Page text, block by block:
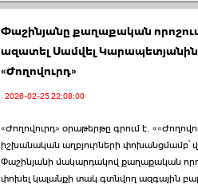
Փաշինյանը քաղաքական
ազատել Սամվել
«Ժողովուրդ»
2026-02-25 22:08:00
«Ժողովուրդ» օրաթերթը գրում է.
իշխանական աղբյուրների փոխանցմամբ՝
Փաշինյանի մակարդակով քաղաքական
փոխել կալանքի տակ գտնվող ազգային